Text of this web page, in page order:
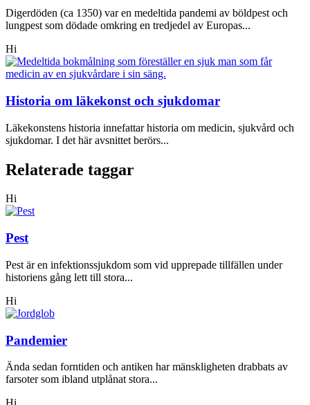
Digerdöden (ca 1350) var en medeltida pandemi av böldpest och
lungpest som dödade omkring en tredjedel av Europas...
Hi
Historia om läkekonst och sjukdomar
Läkekonstens historia innefattar historia om medicin, sjukvård och
sjukdomar. I det här avsnittet berörs...
Relaterade taggar
Hi
Pest
Pest är en infektionssjukdom som vid upprepade tillfällen under
historiens gång lett till stora...
Hi
Pandemier
Ända sedan forntiden och antiken har mänskligheten drabbats av
farsoter som ibland utplånat stora...